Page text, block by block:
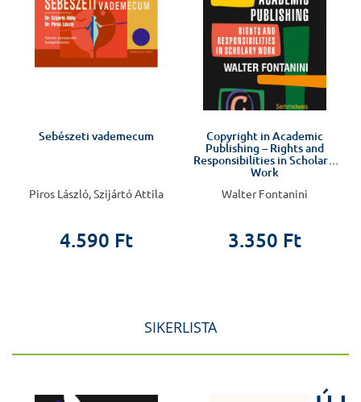
Sebészeti vademecum
Piros László, Szijártó Attila
4.590 Ft
Copyright in Academic
Publishing – Rights and
Responsibilities in Scholarly
Work
Walter Fontanini
3.350 Ft
SIKERLISTA